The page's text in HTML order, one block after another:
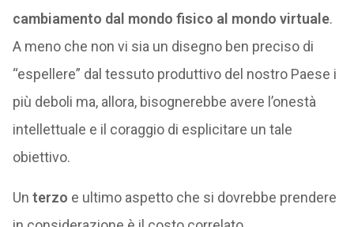
cambiamento dal mondo fisico al mondo virtuale.
A meno che non vi sia un disegno ben preciso di
“espellere” dal tessuto produttivo del nostro Paese i
più deboli ma, allora, bisognerebbe avere l’onestà
intellettuale e il coraggio di esplicitare un tale
obiettivo.
Un terzo e ultimo aspetto che si dovrebbe prendere